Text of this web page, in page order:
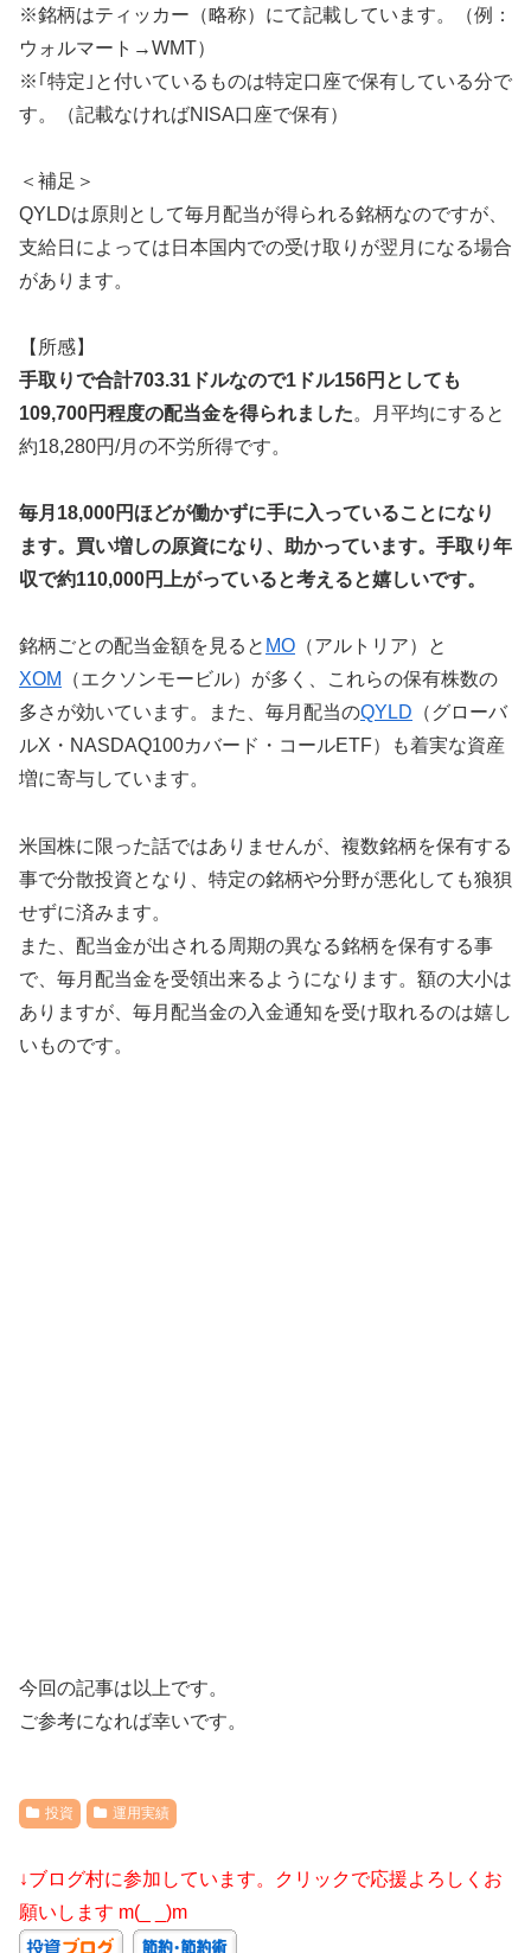
※銘柄はティッカー（略称）にて記載しています。（例：
ウォルマート→WMT）
※｢特定｣と付いているものは特定口座で保有している分で
す。（記載なければNISA口座で保有）
＜補足＞
QYLDは原則として毎月配当が得られる銘柄なのですが、
支給日によっては日本国内での受け取りが翌月になる場合
があります。
【所感】
手取りで合計703.31ドルなので1ドル156円としても
109,700円程度の配当金を得られました。月平均にすると
約18,280円/月の不労所得です。
毎月18,000円ほどが働かずに手に入っていることになり
ます。買い増しの原資になり、助かっています。手取り年
収で約110,000円上がっていると考えると嬉しいです。
銘柄ごとの配当金額を見ると MO （アルトリア）と
XOM
（エクソンモービル）が多く、これらの保有株数の
多さが効いています。また、毎月配当のQYLD （グローバ
ルX・NASDAQ100カバード・コールETF）も着実な資産
増に寄与しています。
米国株に限った話ではありませんが、複数銘柄を保有する
事で分散投資となり、特定の銘柄や分野が悪化しても狼狽
せずに済みます。
また、配当金が出される周期の異なる銘柄を保有する事
で、毎月配当金を受領出来るようになります。額の大小は
ありますが、毎月配当金の入金通知を受け取れるのは嬉し
いものです。
今回の記事は以上です。
ご参考になれば幸いです。
投資 運用実績
↓ブログ村に参加しています。クリックで応援よろしくお
願いします m(_ _)m